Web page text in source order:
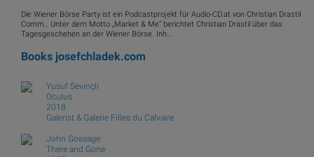
Die Wiener Börse Party ist ein Podcastprojekt für Audio-CD.at von Christian Drastil
Comm.. Unter dem Motto „Market & Me“ berichtet Christian Drastil über das
Tagesgeschehen an der Wiener Börse. Inh...
Books josefchladek.com
Yusuf Sevinçli
Oculus
2018
Galerist & Galerie Filles du Calvaire
John Gossage
There and Gone